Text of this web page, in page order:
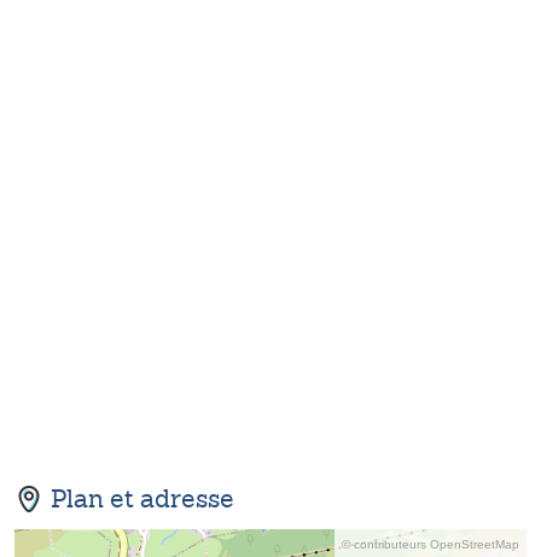
Plan et adresse
© contributeurs OpenStreetMap